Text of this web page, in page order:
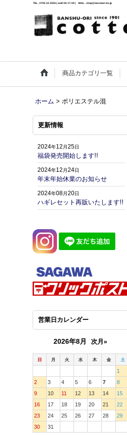
TEL : 0795-22-5555 ( am9:00-17:00 ) MAIL : shop@maruman-inc.jp
商品カテゴリ一覧
ホーム > ポリエステル混
更新情報
2024年12 月25日
福袋発売開始します!!
2024年12 月24日
年末年始休業のお知らせ
2024年08月20日
ハギレセット再販いたします!!
営業日カレンダー
2026年8月 次月»
日 月 火 水 木 金 土
1
2
3 4 5 6 7
8
9
10 11 12 13 14
15
16
17 18 19 20 21
22
23
24 25 26 27 28
29
30
31